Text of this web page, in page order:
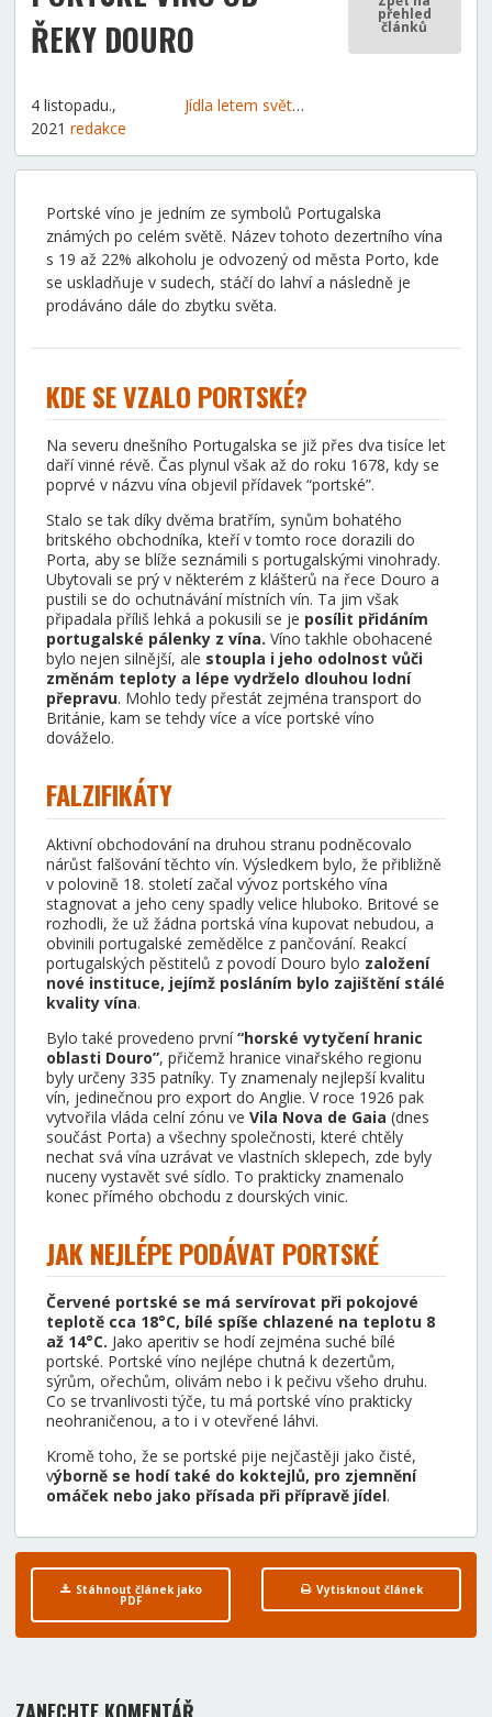
ŘEKY DOURO
přehled
článků
4 listopadu.,
2021 redakce
Jídla letem světem
Portské víno je jedním ze symbolů Portugalska
známých po celém světě. Název tohoto dezertního vína
s 19 až 22% alkoholu je odvozený od města Porto, kde
se uskladňuje v sudech, stáčí do lahví a následně je
prodáváno dále do zbytku světa.
KDE SE VZALO PORTSKÉ?
Na severu dnešního Portugalska se již přes dva tisíce let
daří vinné révě. Čas plynul však až do roku 1678, kdy se
poprvé v názvu vína objevil přídavek “portské”.
Stalo se tak díky dvěma bratřím, synům bohatého
britského obchodníka, kteří v tomto roce dorazili do
Porta, aby se blíže seznámili s portugalskými vinohrady.
Ubytovali se prý v některém z klášterů na řece Douro a
pustili se do ochutnávání místních vín. Ta jim však
připadala příliš lehká a pokusili se je posílit přidáním
portugalské pálenky z vína. Víno takhle obohacené
bylo nejen silnější, ale stoupla i jeho odolnost vůči
změnám teploty a lépe vydrželo dlouhou lodní
přepravu. Mohlo tedy přestát zejména transport do
Británie, kam se tehdy více a více portské víno
dováželo.
FALZIFIKÁTY
Aktivní obchodování na druhou stranu podněcovalo
nárůst falšování těchto vín. Výsledkem bylo, že přibližně
v polovině 18. století začal vývoz portského vína
stagnovat a jeho ceny spadly velice hluboko. Britové se
rozhodli, že už žádna portská vína kupovat nebudou, a
obvinili portugalské zemědělce z pančování. Reakcí
portugalských pěstitelů z povodí Douro bylo založení
nové instituce, jejímž posláním bylo zajištění stálé
kvality vína.
Bylo také provedeno první“horské vytyčení hranic
oblasti Douro”, přičemž hranice vinařského regionu
byly určeny 335 patníky. Ty znamenaly nejlepší kvalitu
vín, jedinečnou pro export do Anglie. V roce 1926 pak
vytvořila vláda celní zónu ve Vila Nova de Gaia (dnes
součást Porta) a všechny společnosti, které chtěly
nechat svá vína uzrávat ve vlastních sklepech, zde byly
nuceny vystavět své sídlo. To prakticky znamenalo
konec přímého obchodu z dourských vinic.
JAK NEJLÉPE PODÁVAT PORTSKÉ
Červené portské se má servírovat při pokojové
teplotě cca 18°C, bílé spíše chlazené na teplotu 8
až 14°C. Jako aperitiv se hodí zejména suché bílé
portské. Portské víno nejlépe chutná k dezertům,
sýrům, ořechům, olivám nebo i k pečivu všeho druhu.
Co se trvanlivosti týče, tu má portské víno prakticky
neohraničenou, a to i v otevřené láhvi.
Kromě toho, že se portské pije nejčastěji jako čisté,
výborně se hodí také do koktejlů, pro zjemnění
omáček nebo jako přísada při přípravě jídel.
Stáhnout článek jako
PDF
Vytisknout článek
ZANECHTE KOMENTÁŘ